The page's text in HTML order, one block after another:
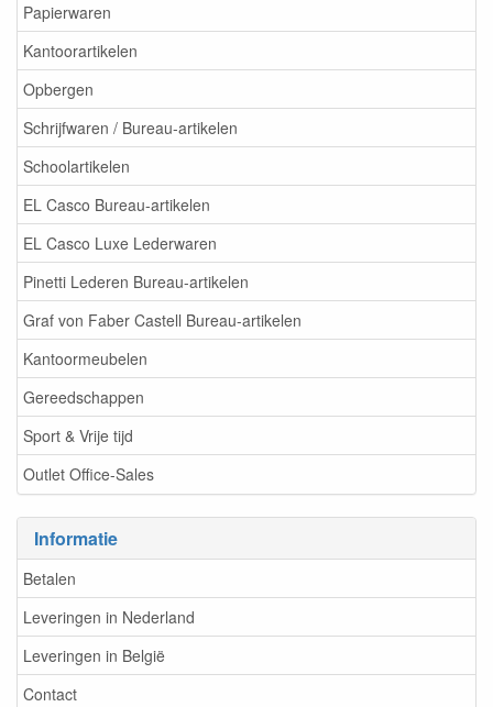
Papierwaren
Kantoorartikelen
Opbergen
Schrijfwaren / Bureau-artikelen
Schoolartikelen
EL Casco Bureau-artikelen
EL Casco Luxe Lederwaren
Pinetti Lederen Bureau-artikelen
Graf von Faber Castell Bureau-artikelen
Kantoormeubelen
Gereedschappen
Sport & Vrije tijd
Outlet Office-Sales
Informatie
Betalen
Leveringen in Nederland
Leveringen in België
Contact